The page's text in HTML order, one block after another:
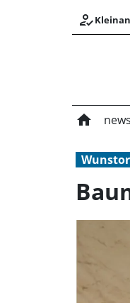
how_to_reg
home news